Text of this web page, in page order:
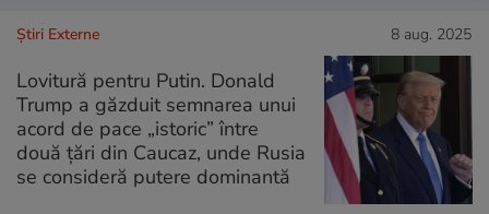
Știri Externe 8 aug. 2025
Lovitură pentru Putin. Donald
Trump a găzduit semnarea unui
acord de pace „istoric” între
două țări din Caucaz, unde Rusia
se consideră putere dominantă